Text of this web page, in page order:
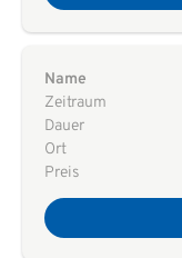
Name
Zeitraum
Dauer
Ort
Preis